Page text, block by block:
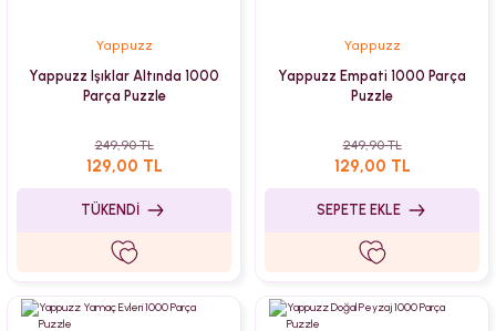
Yappuzz
Yappuzz Işıklar Altında 1000
Parça Puzzle
249,90 TL
129,00 TL
TÜKENDİ
Yappuzz
Yappuzz Empati 1000 Parça
Puzzle
249,90 TL
129,00 TL
SEPETE EKLE